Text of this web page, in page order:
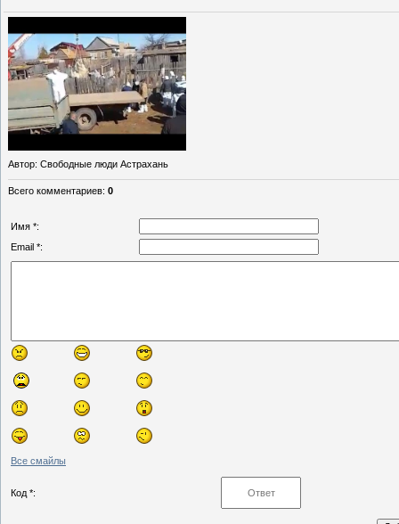
Автор: Свободные люди Астрахань
Всего комментариев: 0
Имя *:
Email *:
Все смайлы
Код *: